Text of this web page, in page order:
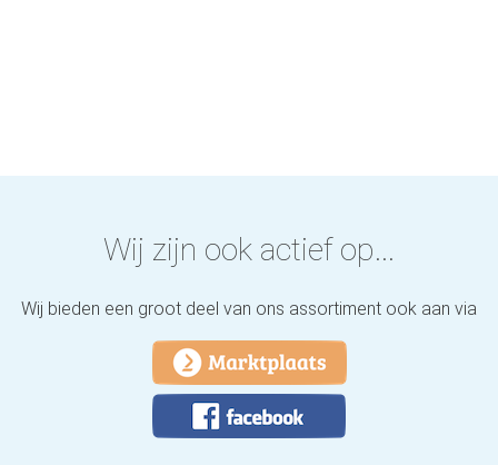
Wij zijn ook actief op...
Wij bieden een groot deel van ons assortiment ook aan via